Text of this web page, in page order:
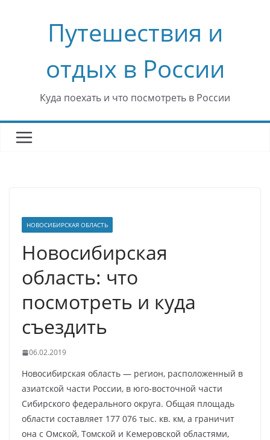
содержимомуПутешествия и
отдых в России
Куда поехать и что посмотреть в России
НОВОСИБИРСКАЯ ОБЛАСТЬ
Новосибирская
область: что
посмотреть и куда
съездить
06.02.2019
Новосибирская область — регион, расположенный в
азиатской части России, в юго-восточной части
Сибирского федерального округа. Общая площадь
области составляет 177 076 тыс. кв. км, а граничит
она с Омской, Томской и Кемеровской областями,